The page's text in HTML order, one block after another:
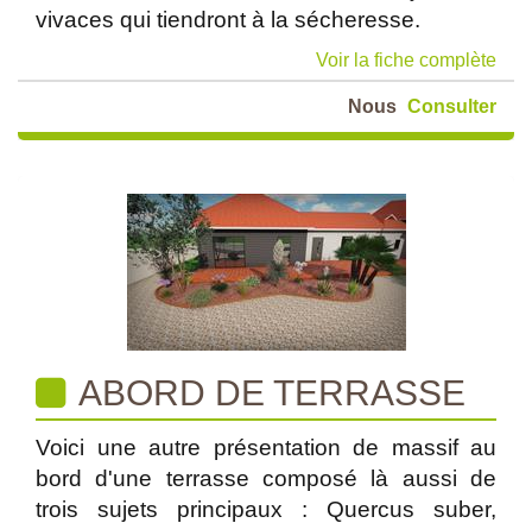
vivaces qui tiendront à la sécheresse.
Voir la fiche complète
Nous Consulter
ABORD DE TERRASSE
Voici une autre présentation de massif au
bord d'une terrasse composé là aussi de
trois sujets principaux : Quercus suber,